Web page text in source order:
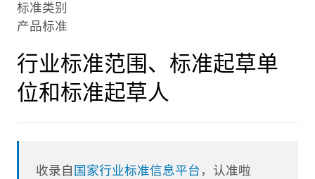
标准类别
产品标准
行业标准范围、标准起草单
位和标准起草人
收录自 国家行业标准信息平台 ，认准啦